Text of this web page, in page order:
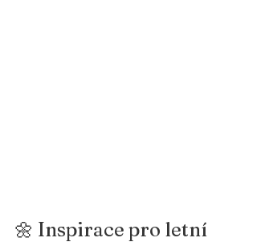
🌼 Inspirace pro letní